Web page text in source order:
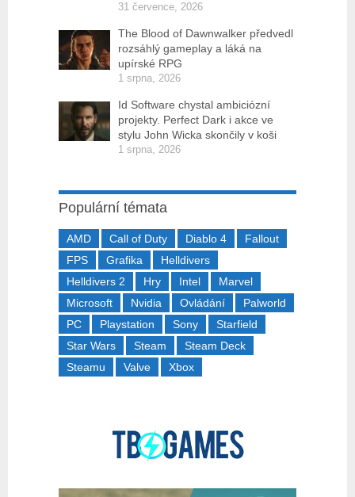
31 července, 2026
The Blood of Dawnwalker předvedl
rozsáhlý gameplay a láká na
upírské RPG
1 srpna, 2026
Id Software chystal ambiciózní
projekty. Perfect Dark i akce ve
stylu John Wicka skončily v koši
1 srpna, 2026
Populární témata
AMD Call of Duty Diablo 4
Fallout
FPS
Grafika
Helldivers
Helldivers 2
Hry Intel
Marvel
Microsoft
Nvidia Ovládání
Palworld
PC
Playstation Sony
Starfield
Star Wars
Steam
Steam Deck
Steamu
Valve Xbox